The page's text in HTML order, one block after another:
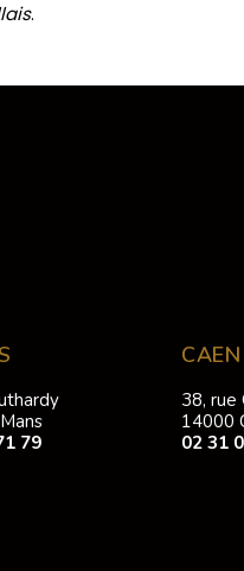
.
79
CAEN
38, rue
14000
02 31